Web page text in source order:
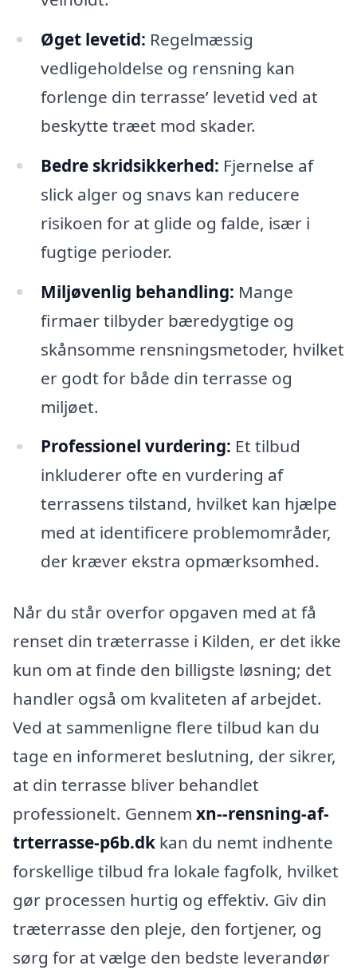
Øget levetid: Regelmæssig
vedligeholdelse og rensning kan
forlenge din terrasse’ levetid ved at
beskytte træet mod skader.
Bedre skridsikkerhed: Fjernelse af
slick alger og snavs kan reducere
risikoen for at glide og falde, især i
fugtige perioder.
Miljøvenlig behandling: Mange
firmaer tilbyder bæredygtige og
skånsomme rensningsmetoder, hvilket
er godt for både din terrasse og
miljøet.
Professionel vurdering: Et tilbud
inkluderer ofte en vurdering af
terrassens tilstand, hvilket kan hjælpe
med at identificere problemområder,
der kræver ekstra opmærksomhed.
Når du står overfor opgaven med at få
renset din træterrasse i Kilden, er det ikke
kun om at finde den billigste løsning; det
handler også om kvaliteten af arbejdet.
Ved at sammenligne flere tilbud kan du
tage en informeret beslutning, der sikrer,
at din terrasse bliver behandlet
professionelt. Gennem xn--rensning-af-
trterrasse-p6b.dk kan du nemt indhente
forskellige tilbud fra lokale fagfolk, hvilket
gør processen hurtig og effektiv. Giv din
træterrasse den pleje, den fortjener, og
sørg for at vælge den bedste leverandør